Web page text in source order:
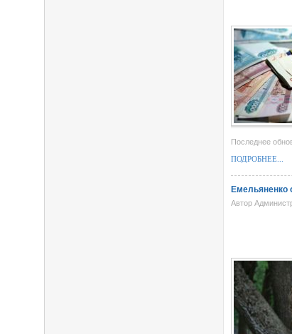
Последнее
ПОДРОБНЕЕ...
Емельяненко
Автор